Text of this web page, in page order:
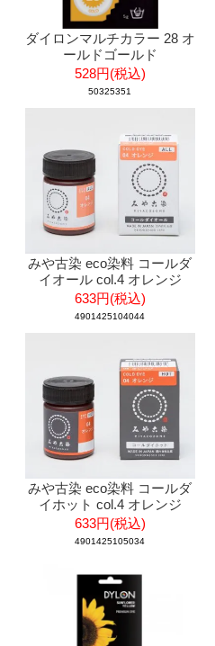
ダイロンマルチカラー 28 オ
ールドゴールド
528円(税込)
50325351
みや古染 eco染料 コールダ
イオール col.4 オレンジ
633円(税込)
4901425104044
みや古染 eco染料 コールダ
イホット col.4 オレンジ
633円(税込)
4901425105034